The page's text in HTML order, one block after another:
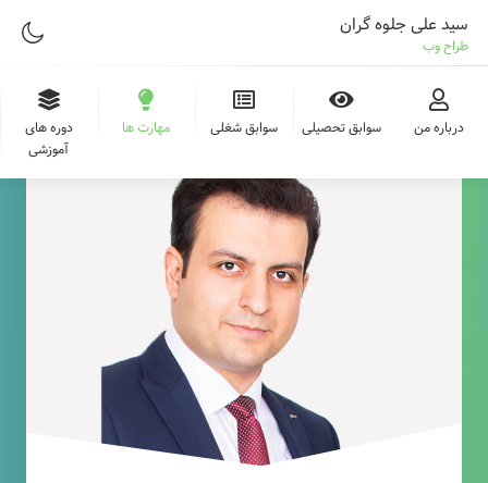
سید علی جلوه گران
طراح وب
درباره من سوابق تحصیلی سوابق شغلی مهارت ها
دوره های
آموزشی